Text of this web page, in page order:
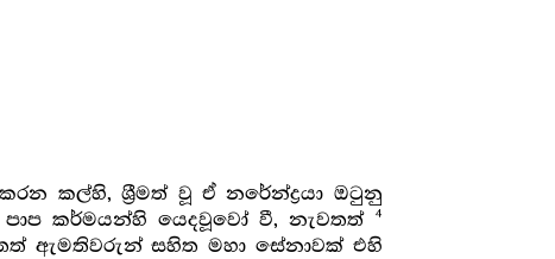
කල්හි, ශ්‍රීමත් වූ ඒ නරේන්ද්‍රයා ඔටුනු
කර්මයන්හි යෙදවූවෝ වී, නැවතත් 4
ඇමතිවරුන් සහිත මහා සේනාවක් එහි